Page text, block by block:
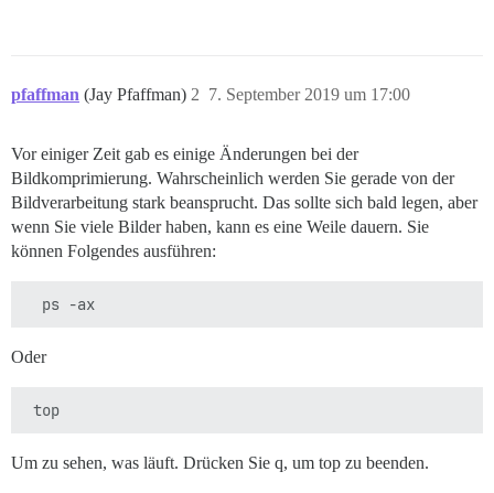
pfaffman (Jay Pfaffman) 7. September 2019 um 17:00
2
Vor einiger Zeit gab es einige Änderungen bei der
Bildkomprimierung. Wahrscheinlich werden Sie gerade von der
Bildverarbeitung stark beansprucht. Das sollte sich bald legen, aber
wenn Sie viele Bilder haben, kann es eine Weile dauern. Sie
können Folgendes ausführen:
Oder
Um zu sehen, was läuft. Drücken Sie q, um top zu beenden.